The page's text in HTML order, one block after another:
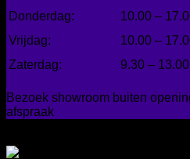
Donderdag:
10.00 –
Vrijdag:
10.00 –
Zaterdag:
9.30 –
Bezoek showroom buiten
afspraak